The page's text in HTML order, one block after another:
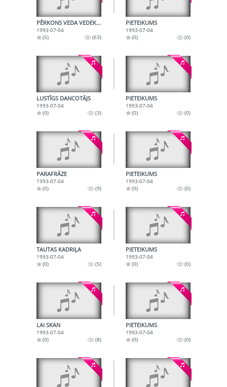
PĒRKONS VEDA VEDEKLIŅU
1993-07-04
(5)
(63)
PIETEIKUMS
1993-07-04
(0)
(0)
LUSTĪGS DANCOTĀJS
1993-07-04
(0)
(3)
PIETEIKUMS
1993-07-04
(0)
(0)
PARAFRĀZE
1993-07-04
(0)
(9)
PIETEIKUMS
1993-07-04
(0)
(0)
TAUTAS KADRIĻA
1993-07-04
(0)
(5)
PIETEIKUMS
1993-07-04
(0)
(0)
LAI SKAN
1993-07-04
(0)
(8)
PIETEIKUMS
1993-07-04
(0)
(0)